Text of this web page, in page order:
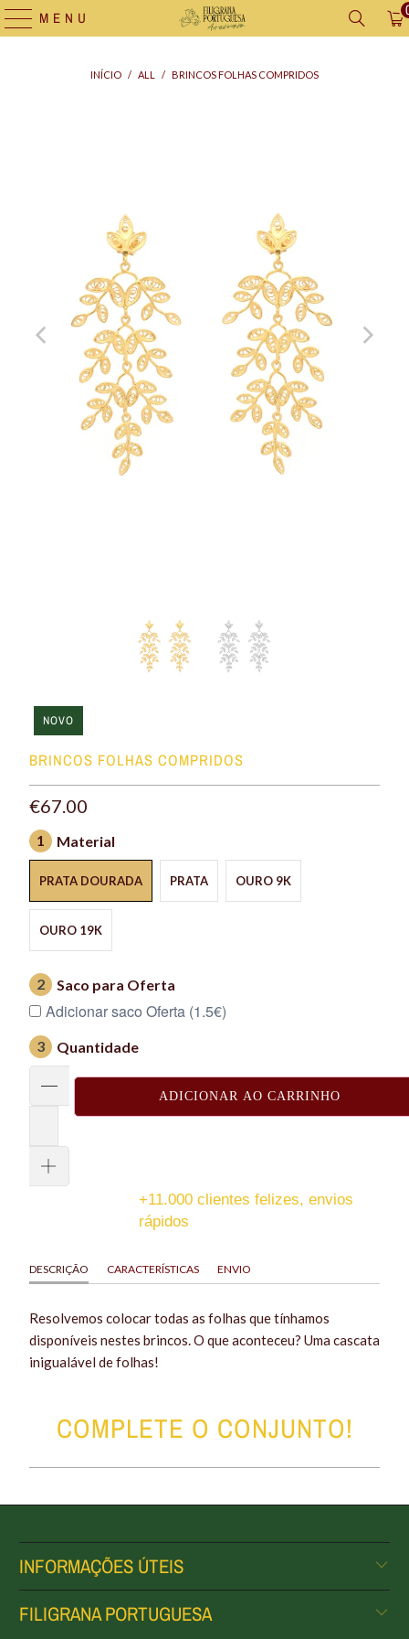
MENU
INÍCIO / ALL / BRINCOS FOLHAS COMPRIDOS
NOVO
BRINCOS FOLHAS COMPRIDOS
€67.00
1 Material
PRATA DOURADA PRATA OURO 9K
OURO 19K
2 Saco para Oferta
Adicionar saco Oferta (1.5€)
3 Quantidade
ADICIONAR AO CARRINHO
+11.000 clientes felizes, envios
rápidos
DESCRIÇÃO CARACTERÍSTICAS ENVIO
Resolvemos colocar todas as folhas que tínhamos
disponíveis nestes brincos. O que aconteceu? Uma cascata
inigualável de folhas!
COMPLETE O CONJUNTO!
INFORMAÇÕES ÚTEIS
FILIGRANA PORTUGUESA